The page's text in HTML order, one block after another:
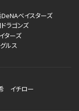
ベイスターズ
ラゴンズ
ターズ
ルス
イチロー